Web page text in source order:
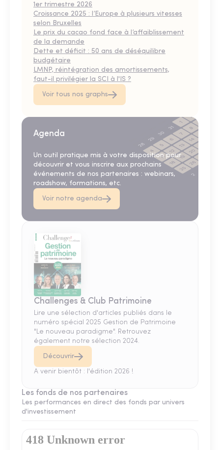
1er trimestre 2026
Croissance 2025 : l’Europe à plusieurs vitesses
selon Bruxelles
Le prix du cacao fond face à l’affaiblissement
de la demande
Dette et déficit : 50 ans de déséquilibre
budgétaire
LMNP, réintégration des amortissements,
faut-il privilégier la SCI à l'IS ?
Voir tous nos graphs
Agenda
Un outil pratique mis à votre disposition pour
découvrir et vous inscrire aux prochains
événements de nos partenaires : webinars,
roadshow, formations, etc.
Voir notre agenda
Challenges & Club Patrimoine
Lire une sélection d'articles publiés dans le
numéro spécial 2025 Gestion de Patrimoine
"Le nouveau paradigme". Retrouvez
également notre sélection 2024.
Découvrir
A venir bientôt : l'édition 2026 !
Les fonds de nos partenaires
Les performances en direct des fonds par univers
d'investissement